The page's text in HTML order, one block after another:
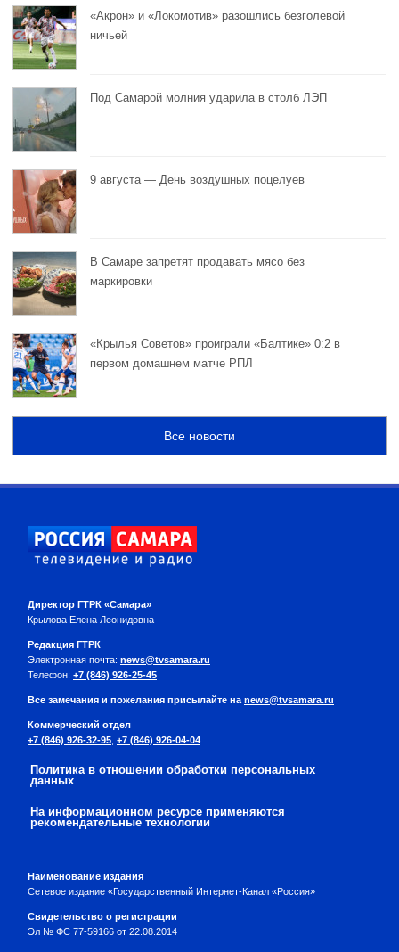
«Акрон» и «Локомотив» разошлись безголевой
ничьей
Под Самарой молния ударила в столб ЛЭП
9 августа — День воздушных поцелуев
В Самаре запретят продавать мясо без
маркировки
«Крылья Советов» проиграли «Балтике» 0:2 в
первом домашнем матче РПЛ
Все новости
Директор ГТРК «Самара»
Крылова Елена Леонидовна
Редакция ГТРК
Электронная почта: news@tvsamara.ru
Телефон: +7 (846) 926-25-45
Все замечания и пожелания присылайте на news@tvsamara.ru
Коммерческий отдел
+7 (846) 926-32-95 +7 (846) 926-04-04
Политика в отношении обработки персональных
данных
На информационном ресурсе применяются
рекомендательные технологии
Наименование издания
Сетевое издание «Государственный Интернет-Канал «Россия»
Свидетельство о регистрации
Эл № ФС 77-59166 от 22.08.2014